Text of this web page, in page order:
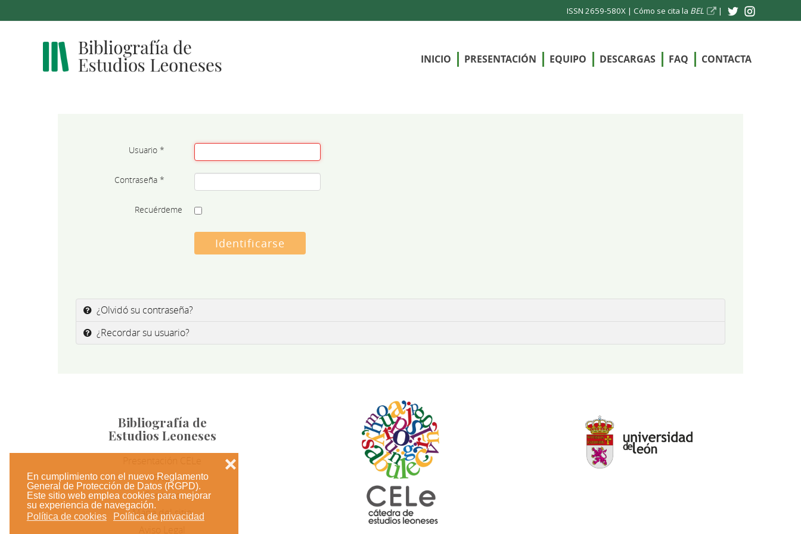
En cumplimiento con el nuevo Reglamento
General de Protección de Datos (RGPD).
Este sitio web emplea cookies para mejorar
su experiencia de navegación.
Política de cookies
Política de privacidad
❌
ISSN 2659-580X | Cómo se cita la BEL |
INICIO PRESENTACIÓN EQUIPO DESCARGAS FAQ CONTACTA
Usuario *
Contraseña *
Recuérdeme
Identificarse
¿Olvidó su contraseña?
¿Recordar su usuario?
Bibliografía de
Estudios Leoneses
FAQ
Contacto
Mapa del sitio